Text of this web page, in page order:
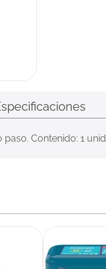
Contenido: 1